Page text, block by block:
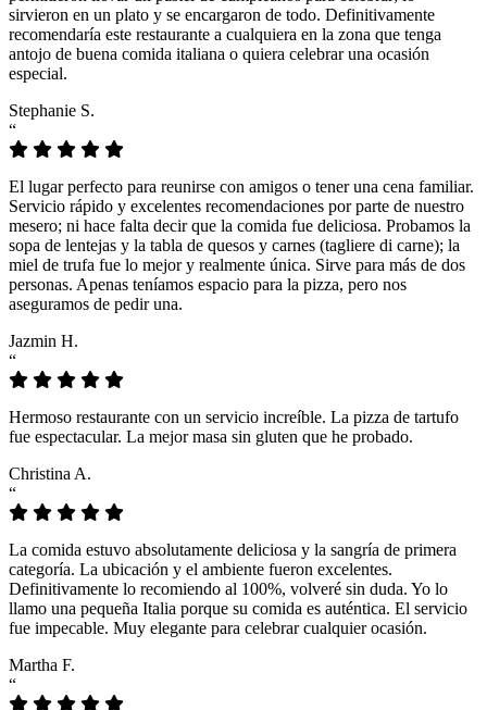
sirvieron en un plato y se encargaron de todo. Definitivamente
recomendaría este restaurante a cualquiera en la zona que tenga
antojo de buena comida italiana o quiera celebrar una ocasión
especial.
Stephanie S.
“
El lugar perfecto para reunirse con amigos o tener una cena familiar.
Servicio rápido y excelentes recomendaciones por parte de nuestro
mesero; ni hace falta decir que la comida fue deliciosa. Probamos la
sopa de lentejas y la tabla de quesos y carnes (tagliere di carne); la
miel de trufa fue lo mejor y realmente única. Sirve para más de dos
personas. Apenas teníamos espacio para la pizza, pero nos
aseguramos de pedir una.
Jazmin H.
“
Hermoso restaurante con un servicio increíble. La pizza de tartufo
fue espectacular. La mejor masa sin gluten que he probado.
Christina A.
“
La comida estuvo absolutamente deliciosa y la sangría de primera
categoría. La ubicación y el ambiente fueron excelentes.
Definitivamente lo recomiendo al 100%, volveré sin duda. Yo lo
llamo una pequeña Italia porque su comida es auténtica. El servicio
fue impecable. Muy elegante para celebrar cualquier ocasión.
Martha F.
“